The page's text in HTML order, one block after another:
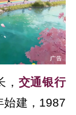
交通银行
建，1987